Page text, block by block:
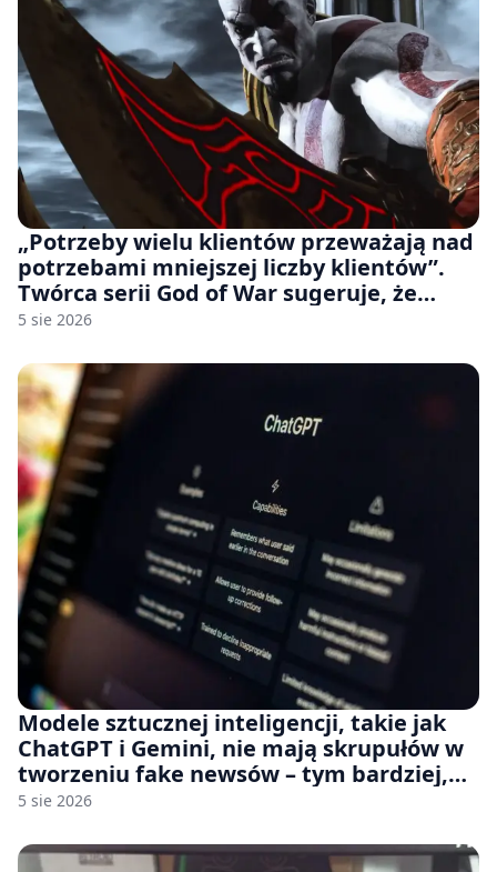
„Potrzeby wielu klientów przeważają nad
potrzebami mniejszej liczby klientów”.
Twórca serii God of War sugeruje, że
rozumie, dlaczego Sony rezygnuje z gier
5 sie 2026
Modele sztucznej inteligencji, takie jak
ChatGPT i Gemini, nie mają skrupułów w
tworzeniu fake newsów – tym bardziej,
jeśli rozmawiasz z nimi po polsku
5 sie 2026